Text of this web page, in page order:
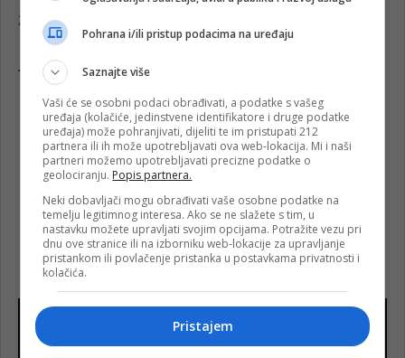
Pohrana i/ili pristup podacima na uređaju
Saznajte više
Vaši će se osobni podaci obrađivati, a podatke s vašeg
uređaja (kolačiće, jedinstvene identifikatore i druge podatke
uređaja) može pohranjivati, dijeliti te im pristupati 212
partnera ili ih može upotrebljavati ova web-lokacija. Mi i naši
partneri možemo upotrebljavati precizne podatke o
geolociranju. Popis partnera.
Neki dobavljači mogu obrađivati vaše osobne podatke na
temelju legitimnog interesa. Ako se ne slažete s tim, u
nastavku možete upravljati svojim opcijama. Potražite vezu pri
dnu ove stranice ili na izborniku web-lokacije za upravljanje
pristankom ili povlačenje pristanka u postavkama privatnosti i
kolačića.
Pristajem